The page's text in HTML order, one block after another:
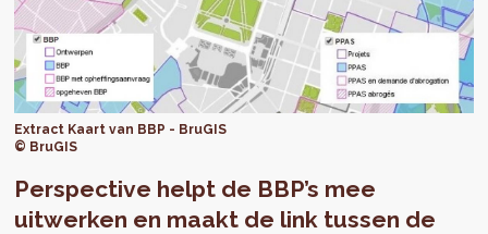
Extract Kaart van BBP - BruGIS
© BruGIS
Perspective helpt de BBP’s mee
uitwerken en maakt de link tussen de